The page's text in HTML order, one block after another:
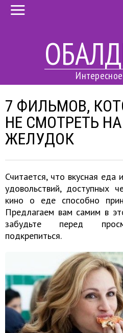
7 ФИЛЬМОВ,
НЕ СМОТРЕТЬ
ЖЕЛУДОК
Считается, что вкусная
удовольствий, доступных
кино о еде способно
Предлагаем вам самим в
забудьте перед
подкрепиться.